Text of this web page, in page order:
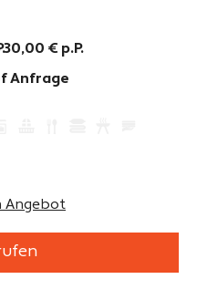
30,00 € p.P.
Anfrage
Angebot